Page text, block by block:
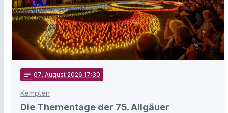
notes 07. August 2026 17:30
Kempten
Die Thementage der 75. Allgäuer